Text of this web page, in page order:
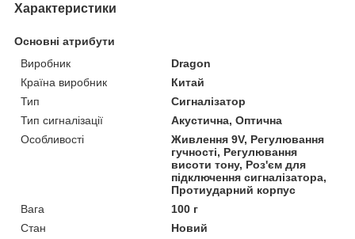
Характеристики
Основні атрибути
Виробник
Dragon
Країна виробник
Китай
Тип
Сигналізатор
Тип сигналізації
Акустична, Оптична
Особливості
Живлення 9V, Регулювання
гучності, Регулювання
висоти тону, Роз'єм для
підключення сигналізатора,
Протиударний корпус
Вага
100 г
Стан
Новий